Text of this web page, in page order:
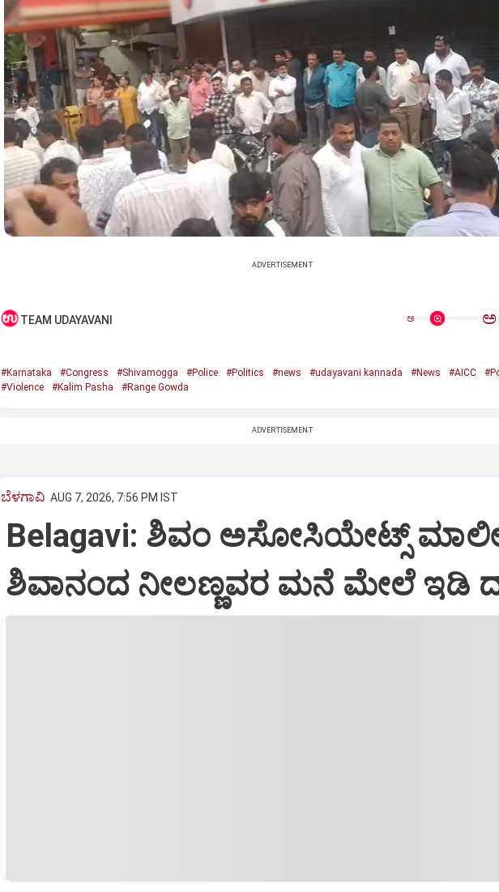
ADVERTISEMENT
TEAM UDAYAVANI ಅ ಅ
#Karnataka #Congress #Shivamogga #Police #Politics #news #udayavani kannada #News #AICC
#Violence
#Kalim Pasha #Range Gowda
ADVERTISEMENT
ಬೆಳಗಾವಿ AUG 7, 2026, 7:56 PM IST
Belagavi: ಶಿವಂ ಅಸೋಸಿಯೇಟ್ಸ್
ಶಿವಾನಂದ ನೀಲಣ್ಣವರ ಮನೆ ಮೇಲೆ ಇಡಿ‌